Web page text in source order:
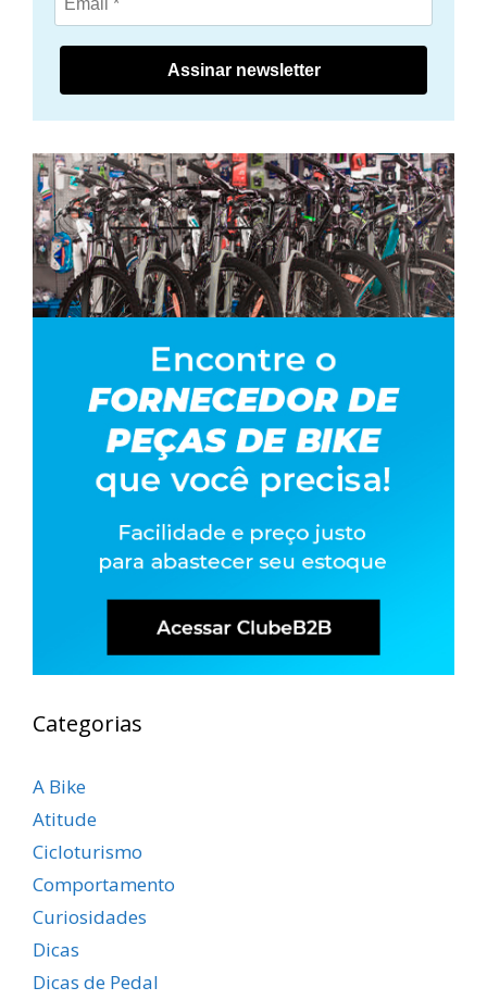
Assinar newsletter
Categorias
A Bike
Atitude
Cicloturismo
Comportamento
Curiosidades
Dicas
Dicas de Pedal